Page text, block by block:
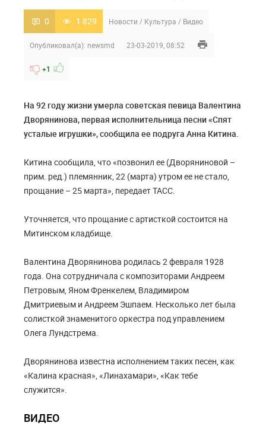
0 1 829 Новости / Культура / Видео
Опубликовал(а): newsmd 23-03-2019, 08:52
+1
На 92 году жизни умерла советская певица Валентина
Дворянинова, первая исполнительница песни «Спят
усталые игрушки», сообщила ее подруга Анна Китина.
Китина сообщила, что «позвонил ее (Дворяниновой –
прим. ред.) племянник, 22 (марта) утром ее не стало,
прощание – 25 марта», передает ТАСС.
Уточняется, что прощание с артисткой состоится на
Митинском кладбище.
Валентина Дворянинова родилась 2 февраля 1928
года. Она сотрудничала с композиторами Андреем
Петровым, Яном Френкелем, Владимиром
Дмитриевым и Андреем Эшпаем. Несколько лет была
солисткой знаменитого оркестра под управлением
Олега Лундстрема.
Дворянинова известна исполнением таких песен, как
«Калина красная», «Линахамари», «Как тебе
служится».
ВИДЕО